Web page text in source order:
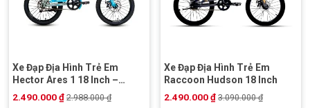
Xe Đạp Địa Hình Trẻ Em
Hector Ares 1 18 Inch –
Phanh Đĩa Cơ
2.490.000₫ 2.988.000₫
Xe Đạp Địa Hình Trẻ Em
Raccoon Hudson 18 Inch
2.490.000₫ 3.090.000₫